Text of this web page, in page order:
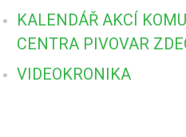
KALENDÁŘ AKCÍ
CENTRA PIVOVAR
VIDEOKRONIKA